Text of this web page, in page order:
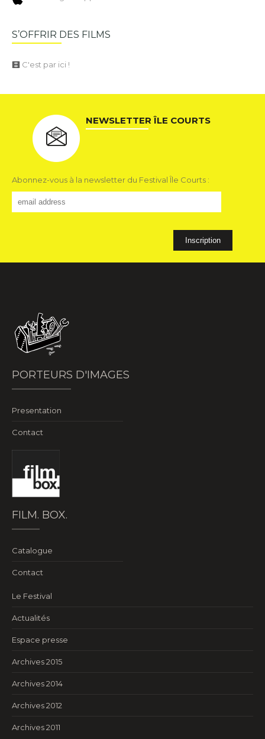
S’OFFRIR DES FILMS
C'est par ici !
NEWSLETTER ÎLE COURTS
Abonnez-vous à la newsletter du Festival Île Courts :
PORTEURS D'IMAGES
Presentation
Contact
FILM. BOX.
Catalogue
Contact
Le Festival
Actualités
Espace presse
Archives 2015
Archives 2014
Archives 2012
Archives 2011